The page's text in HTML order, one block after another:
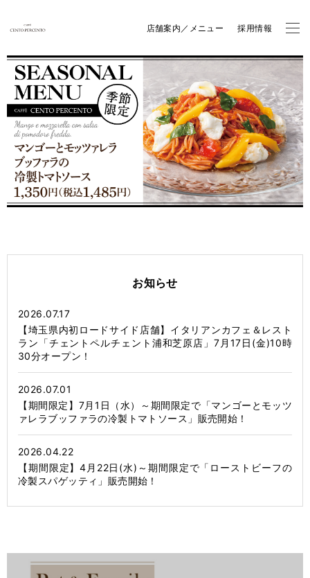
店舗案内／メニュー 採用情報
お知らせ
2026.07.17
【埼玉県内初ロードサイド店舗】イタリアンカフェ＆レスト
ラン「チェントペルチェント浦和芝原店」7月17日(金)10時
30分オープン！
2026.07.01
【期間限定】7月1日（水）～期間限定で「マンゴーとモッツ
ァレラブッファラの冷製トマトソース」販売開始！
2026.04.22
【期間限定】4月22日(水)～期間限定で「ローストビーフの
冷製スパゲッティ」販売開始！